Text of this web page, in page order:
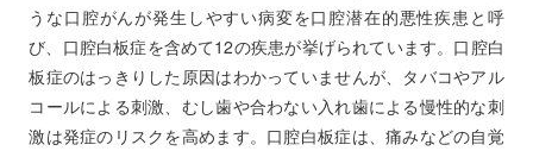
うな口腔がんが発生しやすい病変を口腔潜在的悪性疾患と呼
び、口腔白板症を含めて12の疾患が挙げられています。口腔白
板症のはっきりした原因はわかっていませんが、タバコやアル
コールによる刺激、むし歯や合わない入れ歯による慢性的な刺
激は発症のリスクを高めます。口腔白板症は、痛みなどの自覚